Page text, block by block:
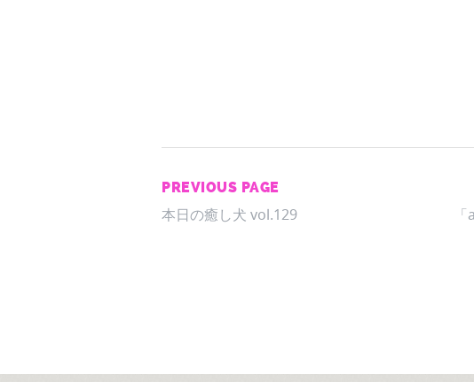
PREVIOUS PAGE
本日の癒し犬 vol.129